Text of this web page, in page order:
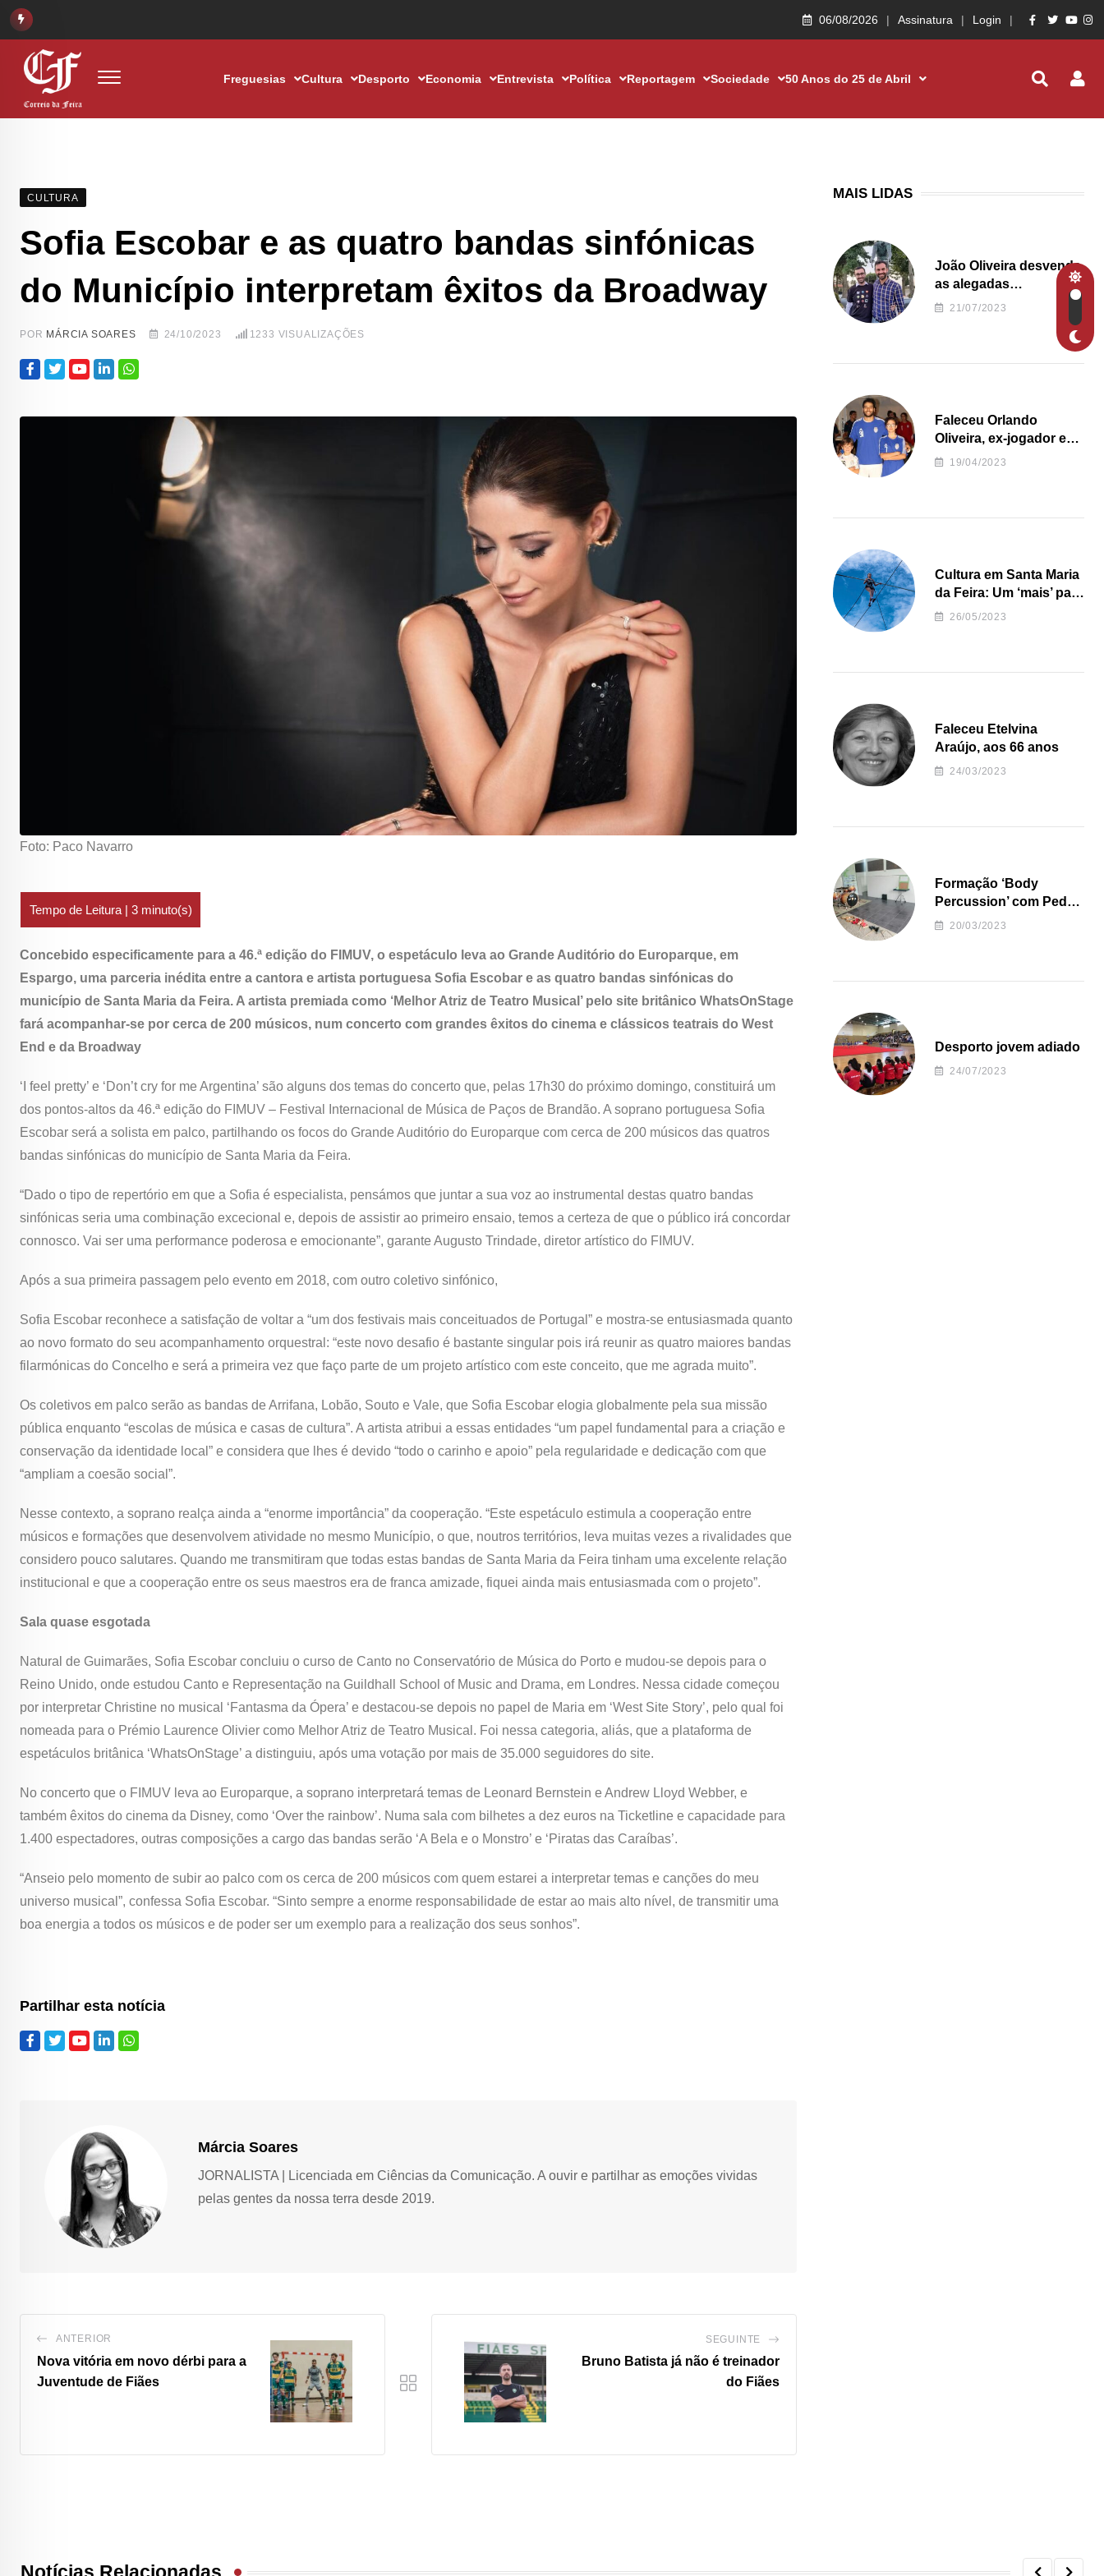
06/08/2026 Assinatura Login
Freguesias Cultura Desporto Economia Entrevista Política Reportagem Sociedade 50 Anos do 25 de Abril
CULTURA
Sofia Escobar e as quatro bandas sinfónicas
do Município interpretam êxitos da Broadway
POR MÁRCIA SOARES 24/10/2023 1233 VISUALIZAÇÕES
Foto: Paco Navarro
Concebido especificamente para a 46.ª edição do FIMUV, o espetáculo leva ao Grande Auditório do Europarque, em
Espargo, uma parceria inédita entre a cantora e artista portuguesa Sofia Escobar e as quatro bandas sinfónicas do
município de Santa Maria da Feira. A artista premiada como ‘Melhor Atriz de Teatro Musical’ pelo site britânico WhatsOnStage
fará acompanhar-se por cerca de 200 músicos, num concerto com grandes êxitos do cinema e clássicos teatrais do West
End e da Broadway
‘I feel pretty’ e ‘Don’t cry for me Argentina’ são alguns dos temas do concerto que, pelas 17h30 do próximo domingo, constituirá um
dos pontos-altos da 46.ª edição do FIMUV – Festival Internacional de Música de Paços de Brandão. A soprano portuguesa Sofia
Escobar será a solista em palco, partilhando os focos do Grande Auditório do Europarque com cerca de 200 músicos das quatros
bandas sinfónicas do município de Santa Maria da Feira.
“Dado o tipo de repertório em que a Sofia é especialista, pensámos que juntar a sua voz ao instrumental destas quatro bandas
sinfónicas seria uma combinação excecional e, depois de assistir ao primeiro ensaio, temos a certeza de que o público irá concordar
connosco. Vai ser uma performance poderosa e emocionante”, garante Augusto Trindade, diretor artístico do FIMUV.
Após a sua primeira passagem pelo evento em 2018, com outro coletivo sinfónico,
Sofia Escobar reconhece a satisfação de voltar a “um dos festivais mais conceituados de Portugal” e mostra-se entusiasmada quanto
ao novo formato do seu acompanhamento orquestral: “este novo desafio é bastante singular pois irá reunir as quatro maiores bandas
filarmónicas do Concelho e será a primeira vez que faço parte de um projeto artístico com este conceito, que me agrada muito”.
Os coletivos em palco serão as bandas de Arrifana, Lobão, Souto e Vale, que Sofia Escobar elogia globalmente pela sua missão
pública enquanto “escolas de música e casas de cultura”. A artista atribui a essas entidades “um papel fundamental para a criação e
conservação da identidade local” e considera que lhes é devido “todo o carinho e apoio” pela regularidade e dedicação com que
“ampliam a coesão social”.
Nesse contexto, a soprano realça ainda a “enorme importância” da cooperação. “Este espetáculo estimula a cooperação entre
músicos e formações que desenvolvem atividade no mesmo Município, o que, noutros territórios, leva muitas vezes a rivalidades que
considero pouco salutares. Quando me transmitiram que todas estas bandas de Santa Maria da Feira tinham uma excelente relação
institucional e que a cooperação entre os seus maestros era de franca amizade, fiquei ainda mais entusiasmada com o projeto”.
Sala quase esgotada
Natural de Guimarães, Sofia Escobar concluiu o curso de Canto no Conservatório de Música do Porto e mudou-se depois para o
Reino Unido, onde estudou Canto e Representação na Guildhall School of Music and Drama, em Londres. Nessa cidade começou
por interpretar Christine no musical ‘Fantasma da Ópera’ e destacou-se depois no papel de Maria em ‘West Site Story’, pelo qual foi
nomeada para o Prémio Laurence Olivier como Melhor Atriz de Teatro Musical. Foi nessa categoria, aliás, que a plataforma de
espetáculos britânica ‘WhatsOnStage’ a distinguiu, após uma votação por mais de 35.000 seguidores do site.
No concerto que o FIMUV leva ao Europarque, a soprano interpretará temas de Leonard Bernstein e Andrew Lloyd Webber, e
também êxitos do cinema da Disney, como ‘Over the rainbow’. Numa sala com bilhetes a dez euros na Ticketline e capacidade para
1.400 espectadores, outras composições a cargo das bandas serão ‘A Bela e o Monstro’ e ‘Piratas das Caraíbas’.
“Anseio pelo momento de subir ao palco com os cerca de 200 músicos com quem estarei a interpretar temas e canções do meu
universo musical”, confessa Sofia Escobar. “Sinto sempre a enorme responsabilidade de estar ao mais alto nível, de transmitir uma
boa energia a todos os músicos e de poder ser um exemplo para a realização dos seus sonhos”.
Partilhar esta notícia
Márcia Soares
JORNALISTA | Licenciada em Ciências da Comunicação. A ouvir e partilhar as emoções vividas
pelas gentes da nossa terra desde 2019.
ANTERIOR
Nova vitória em novo dérbi para a
Juventude de Fiães
SEGUINTE
Bruno Batista já não é treinador
do Fiães
MAIS LIDAS
João Oliveira desvenda
as alegadas
irregularidades da
Junta de Freguesia S.
21/07/2023
Faleceu Orlando
Oliveira, ex-jogador e
treinador da formação
19/04/2023
Cultura em Santa Maria
da Feira: Um ‘mais’ para
o Concelho
26/05/2023
Faleceu Etelvina
Araújo, aos 66 anos
24/03/2023
Formação ‘Body
Percussion’ com Pedro
Almeida
20/03/2023
Desporto jovem adiado
24/07/2023